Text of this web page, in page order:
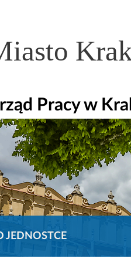
Pracy w
JEDNOSTCE